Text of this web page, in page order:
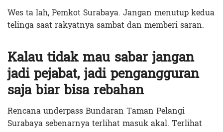
Wes ta lah, Pemkot Surabaya. Jangan menutup kedua
telinga saat rakyatnya sambat dan memberi saran.
Kalau tidak mau sabar jangan
jadi pejabat, jadi pengangguran
saja biar bisa rebahan
Rencana underpass Bundaran Taman Pelangi
Surabaya sebenarnya terlihat masuk akal. Terlihat